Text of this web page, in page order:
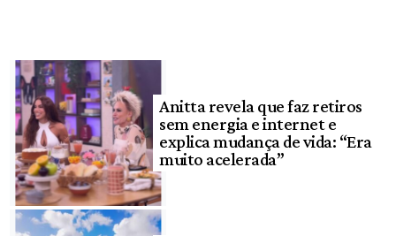
Anitta revela que faz retiros
sem energia e internet e
explica mudança de vida: “Era
muito acelerada”